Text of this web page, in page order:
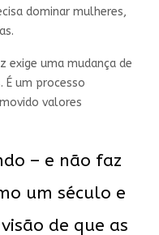
dominar mulheres,
exige uma mudança de
um processo
valores
– e não faz
um século e
de que as